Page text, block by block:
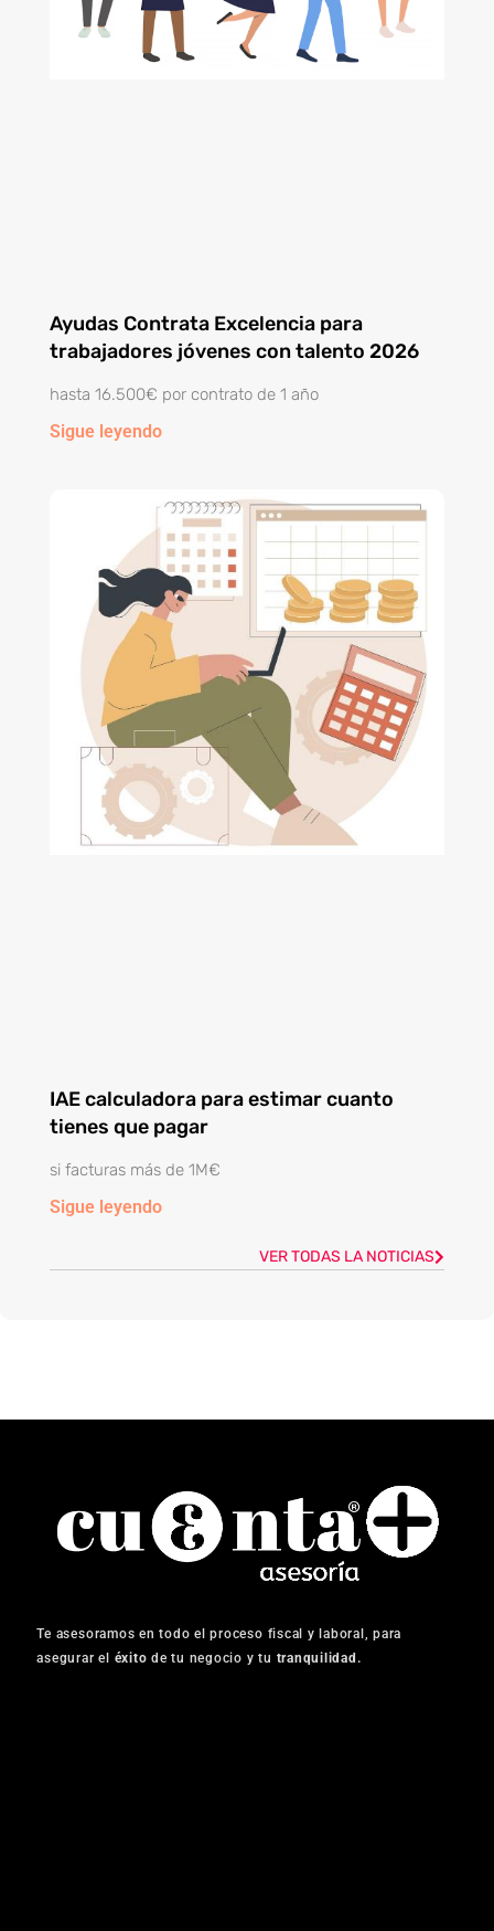
Ayudas Contrata Excelencia para
trabajadores jóvenes con talento 2026
hasta 16.500€ por contrato de 1 año
Sigue leyendo
IAE calculadora para estimar cuanto
tienes que pagar
si facturas más de 1M€
Sigue leyendo
VER TODAS LA NOTICIAS
Te asesoramos en todo el proceso fiscal y laboral, para
asegurar el éxito de tu negocio y tu tranquilidad.